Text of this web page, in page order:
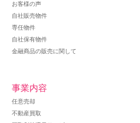
お客様の声
自社販売物件
専任物件
自社保有物件
金融商品の販売に関して
事業内容
任意売却
不動産買取